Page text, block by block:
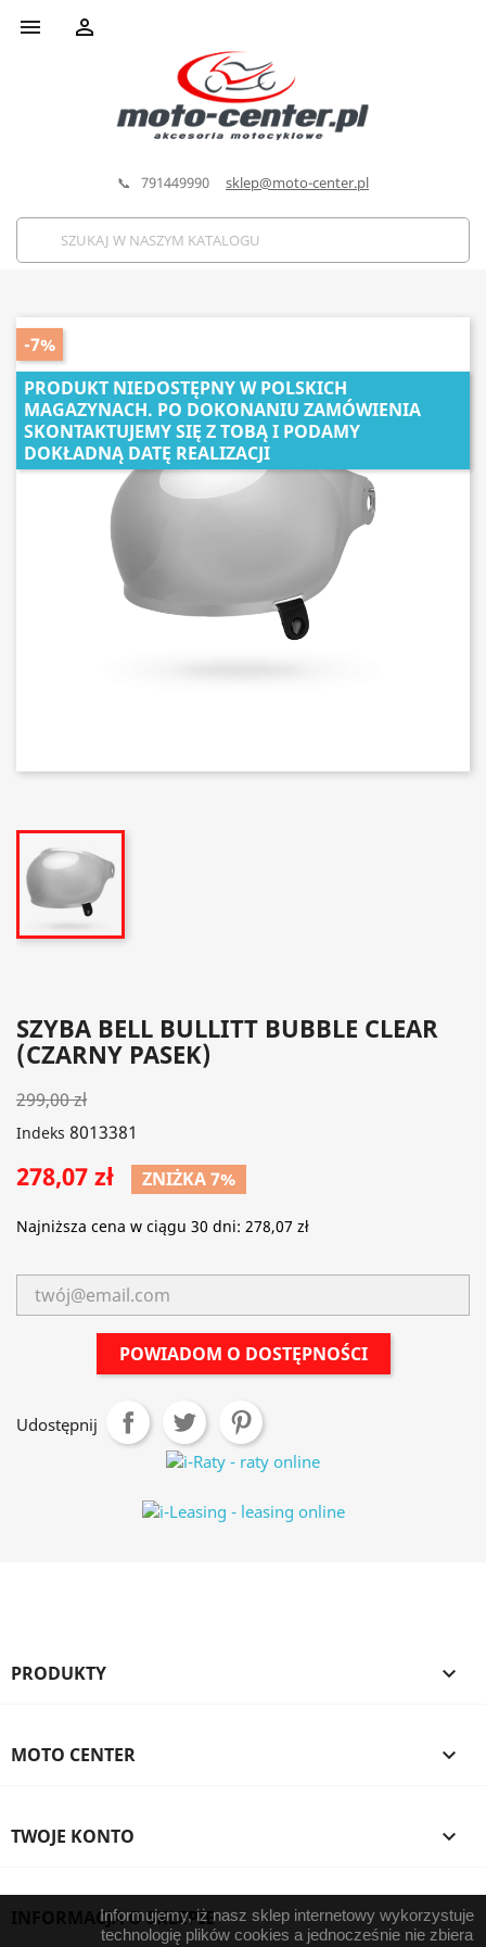
 
📞 791449990 sklep@moto-center.pl
-7%
PRODUKT NIEDOSTĘPNY W POLSKICH
MAGAZYNACH. PO DOKONANIU ZAMÓWIENIA
SKONTAKTUJEMY SIĘ Z TOBĄ I PODAMY
DOKŁADNĄ DATĘ REALIZACJI
SZYBA BELL BULLITT BUBBLE CLEAR
(CZARNY PASEK)
299,00 zł
Indeks 8013381
278,07 zł ZNIŻKA 7%
Najniższa cena w ciągu 30 dni: 278,07 zł
POWIADOM O DOSTĘPNOŚCI
Udostępnij
PRODUKTY 
MOTO CENTER 
TWOJE KONTO 
INFORMACJA O SKLEPIE
Informujemy, iż nasz sklep internetowy wykorzystuje
technologię plików cookies a jednocześnie nie zbiera